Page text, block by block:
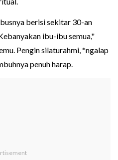
berisi sekitar 30-an
ibu-ibu semua,"
Pengin silaturahmi, *ngalap
penuh harap.